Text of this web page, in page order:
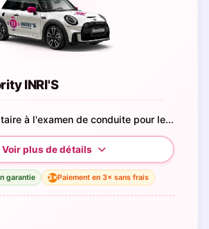
INRI'S
à l'examen de conduite pour le...
garantie 3×Paiement en 3× sans frais